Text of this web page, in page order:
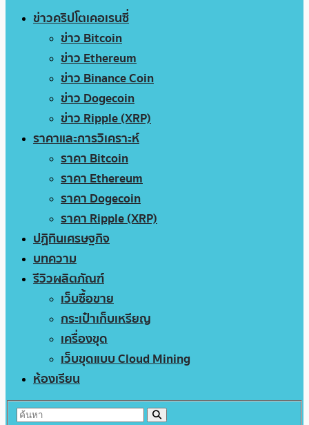
ข่าวคริปโตเคอเรนซี่
ข่าว Bitcoin
ข่าว Ethereum
ข่าว Binance Coin
ข่าว Dogecoin
ข่าว Ripple (XRP)
ราคาและการวิเคราะห์
ราคา Bitcoin
ราคา Ethereum
ราคา Dogecoin
ราคา Ripple (XRP)
ปฏิทินเศรษฐกิจ
บทความ
รีวิวผลิตภัณฑ์
เว็บซื้อขาย
กระเป๋าเก็บเหรียญ
เครื่องขุด
เว็บขุดแบบ Cloud Mining
ห้องเรียน